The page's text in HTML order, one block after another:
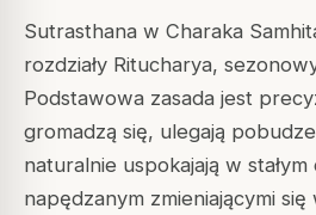
Sutrasthana w Charaka
rozdziały Ritucharya,
Podstawowa zasada jest
gromadzą się, ulegają
naturalnie uspokajają w
napędzanym zmieniającymi się